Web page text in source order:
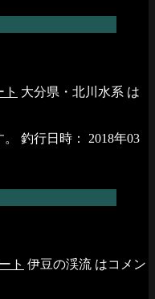
大分県・北川水系 は
釣行日時： 2018年03
ト 伊豆の渓流 はコメン